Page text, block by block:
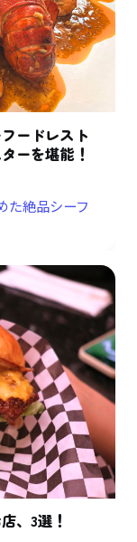
ードレスト
ーを堪能！
た絶品シーフ
、3選！